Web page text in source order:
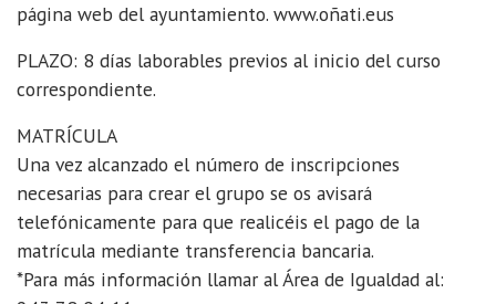
página web del ayuntamiento. www.oñati.eus
PLAZO: 8 días laborables previos al inicio del curso
correspondiente.
MATRÍCULA
Una vez alcanzado el número de inscripciones
necesarias para crear el grupo se os avisará
telefónicamente para que realicéis el pago de la
matrícula mediante transferencia bancaria.
*Para más información llamar al Área de Igualdad al: